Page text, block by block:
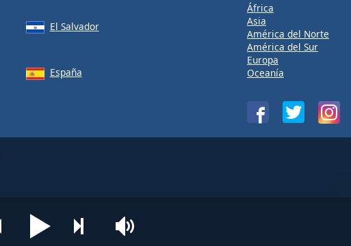
El Salvador
España
África
Asia
América del Norte
América del Sur
Europa
Oceanía